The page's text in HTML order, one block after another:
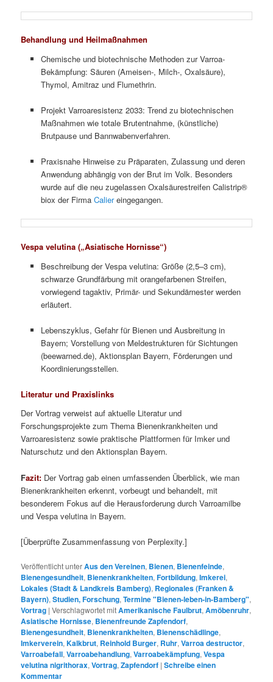
Behandlung und Heilmaßnahmen
Chemische und biotechnische Methoden zur Varroa-
Bekämpfung: Säuren (Ameisen-, Milch-, Oxalsäure),
Thymol, Amitraz und Flumethrin.
Projekt Varroaresistenz 2033: Trend zu biotechnischen
Maßnahmen wie totale Brutentnahme, (künstliche)
Brutpause und Bannwabenverfahren.
Praxisnahe Hinweise zu Präparaten, Zulassung und deren
Anwendung abhängig von der Brut im Volk. Besonders
wurde auf die neu zugelassen Oxalsäurestreifen Calistrip®
biox der Firma Caliereingegangen.
Vespa velutina („Asiatische Hornisse“)
Beschreibung der Vespa velutina: Größe (2,5–3 cm),
schwarze Grundfärbung mit orangefarbenen Streifen,
vorwiegend tagaktiv, Primär- und Sekundärnester werden
erläutert.
Lebenszyklus, Gefahr für Bienen und Ausbreitung in
Bayern; Vorstellung von Meldestrukturen für Sichtungen
(beewarned.de), Aktionsplan Bayern, Förderungen und
Koordinierungsstellen.
Literatur und Praxislinks
Der Vortrag verweist auf aktuelle Literatur und
Forschungsprojekte zum Thema Bienenkrankheiten und
Varroaresistenz sowie praktische Plattformen für Imker und
Naturschutz und den Aktionsplan Bayern.
Fazit: Der Vortrag gab einen umfassenden Überblick, wie man
Bienenkrankheiten erkennt, vorbeugt und behandelt, mit
besonderem Fokus auf die Herausforderung durch Varroamilbe
und Vespa velutina in Bayern.
[Überprüfte Zusammenfassung von Perplexity.]
Veröffentlicht unterAus den Vereinen, Bienen, Bienenfeinde,
Bienengesundheit, Bienenkrankheiten,Fortbildung,Imkerei,
Lokales (Stadt & Landkreis Bamberg), Regionales (Franken &
Bayern),Studien, Forschung,Termine "Bienen-leben-in-Bamberg",
Vortrag |Verschlagwortet mitAmerikanische Faulbrut,Amöbenruhr,
Asiatische Hornisse, Bienenfreunde Zapfendorf,
Bienengesundheit, Bienenkrankheiten, Bienenschädlinge,
Imkerverein,Kalkbrut, Reinhold Burger, Ruhr,Varroa destructor,
Varroabefall,Varroabehandlung,Varroabekämpfung,Vespa
velutina nigrithorax,Vortrag,Zapfendorf |Schreibe einen
Kommentar